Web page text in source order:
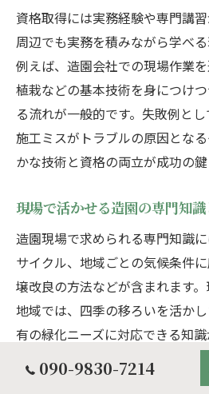
資格取得には実務経験や専門講
周辺でも実務を積みながら学べる
例えば、造園会社での現場作業
植栽などの基本技術を身につけ
る流れが一般的です。失敗例と
施工ミスがトラブルの原因とな
かな技術と資格の両立が成功の鍵
現場で活かせる造園の専門知
造園現場で求められる専門知識
サイクル、地域ごとの気候条件
壌改良の方法などが含まれます。
地域では、四季の移ろいを活かし
有の緑化ニーズに対応できる知
実際の現場経験では、剪定や伐
090-9830-7214